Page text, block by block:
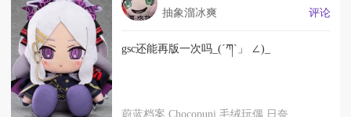
抽象溜冰爽
评论
gsc还能再版一次吗_(´ཀ`」 ∠)_
蔚蓝档案 Chocopuni 毛绒玩偶 日奈